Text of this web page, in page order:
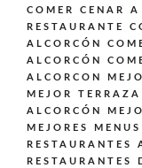
COMER CENAR
RESTAURANTE
ALCORCÓN
ALCORCÓN
ALCORCON
MEJOR
ALCORCÓN
MEJORES
RESTAURANTES
RESTAURANTES